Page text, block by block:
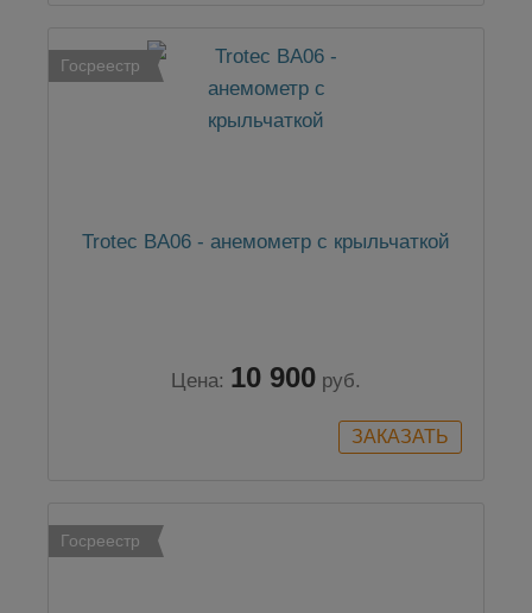
Госреестр
Trotec BA06 - анемометр с крыльчаткой
Цена: 10 900 руб.
Госреестр